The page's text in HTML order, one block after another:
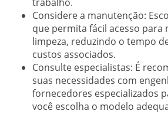
trabalho.
Considere a manutenção:
que permita fácil acesso para
limpeza, reduzindo o tempo
custos associados.
Consulte especialistas: É
suas necessidades com
fornecedores especializados
você escolha o modelo